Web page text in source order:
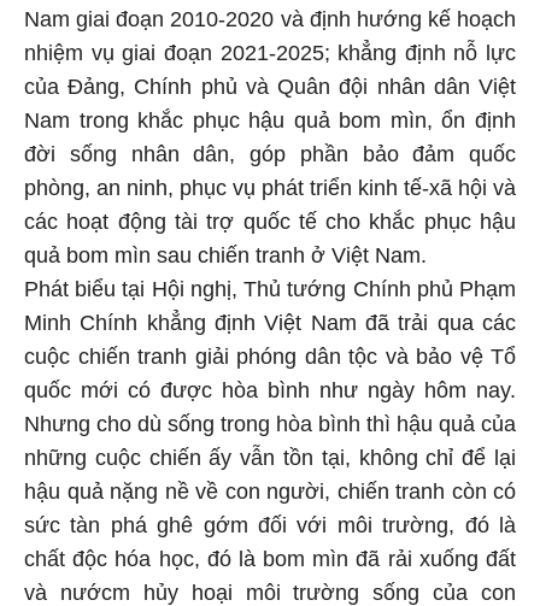
Nam giai đoạn 2010-2020 và định hướng kế hoạch
nhiệm vụ giai đoạn 2021-2025; khẳng định nỗ lực
của Đảng, Chính phủ và Quân đội nhân dân Việt
Nam trong khắc phục hậu quả bom mìn, ổn định
đời sống nhân dân, góp phần bảo đảm quốc
phòng, an ninh, phục vụ phát triển kinh tế-xã hội và
các hoạt động tài trợ quốc tế cho khắc phục hậu
quả bom mìn sau chiến tranh ở Việt Nam.
Phát biểu tại Hội nghị, Thủ tướng Chính phủ Phạm
Minh Chính khẳng định Việt Nam đã trải qua các
cuộc chiến tranh giải phóng dân tộc và bảo vệ Tổ
quốc mới có được hòa bình như ngày hôm nay.
Nhưng cho dù sống trong hòa bình thì hậu quả của
những cuộc chiến ấy vẫn tồn tại, không chỉ để lại
hậu quả nặng nề về con người, chiến tranh còn có
sức tàn phá ghê gớm đối với môi trường, đó là
chất độc hóa học, đó là bom mìn đã rải xuống đất
và nướcm hủy hoại môi trường sống của con